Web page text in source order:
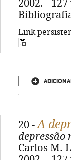
2002. -
Link
20 -A
depressão
Carlos M.